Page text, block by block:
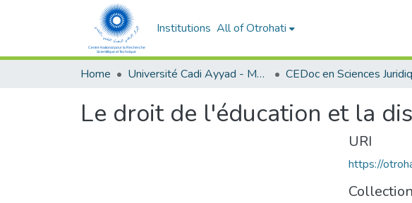
Institutions All of Otrohati
Home Université Cadi Ayyad - Marrakech
Le droit de l'éducation et la
URI
https://